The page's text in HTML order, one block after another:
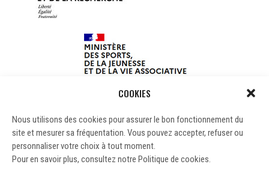
COOKIES
Nous utilisons des cookies pour assurer le bon fonctionnement du
site et mesurer sa fréquentation. Vous pouvez accepter, refuser ou
personnaliser votre choix à tout moment.
Pour en savoir plus, consultez notre Politique de cookies.